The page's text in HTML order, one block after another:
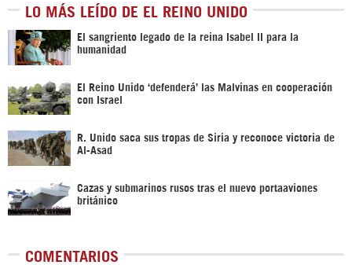
LO MÁS LEÍDO DE EL REINO UNIDO
El sangriento legado de la reina Isabel II para la
humanidad
El Reino Unido ‘defenderá’ las Malvinas en cooperación
con Israel
R. Unido saca sus tropas de Siria y reconoce victoria de
Al-Asad
Cazas y submarinos rusos tras el nuevo portaaviones
británico
COMENTARIOS